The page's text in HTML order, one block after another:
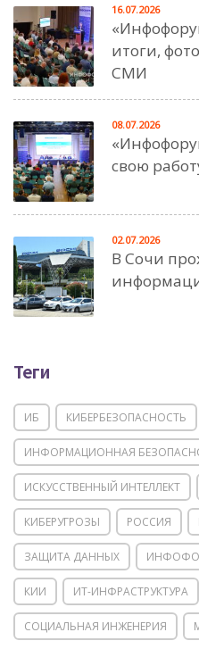
итоги,
СМИ
16.07.2026
свою
08.07.2026
В Сочи
02.07.2026
Теги
ИБ КИБЕРБЕЗОПАСНОСТЬ
ИНФОРМАЦИОННАЯ
ИСКУССТВЕННЫЙ ИНТЕЛЛЕКТ
КИБЕРУГРОЗЫ РОССИЯ
ЗАЩИТА ДАННЫХ
КИИ ИТ-ИНФРАСТРУКТУРА
СОЦИАЛЬНАЯ ИНЖЕНЕРИЯ